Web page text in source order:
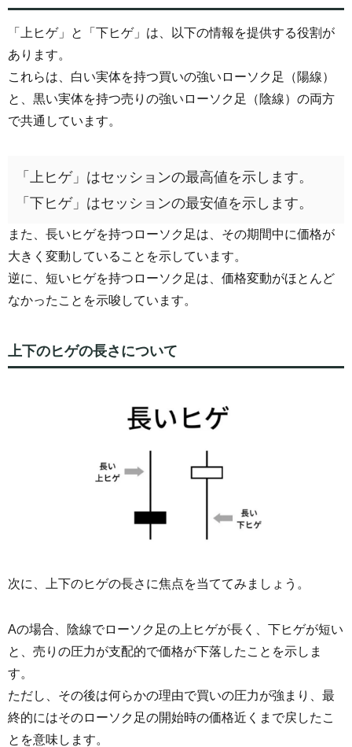
「上ヒゲ」と「下ヒゲ」は、以下の情報を提供する役割が
あります。
これらは、白い実体を持つ買いの強いローソク足（陽線）
と、黒い実体を持つ売りの強いローソク足（陰線）の両方
で共通しています。
「上ヒゲ」はセッションの最高値を示します。
「下ヒゲ」はセッションの最安値を示します。
また、長いヒゲを持つローソク足は、その期間中に価格が
大きく変動していることを示しています。
逆に、短いヒゲを持つローソク足は、価格変動がほとんど
なかったことを示唆しています。
上下のヒゲの長さについて
次に、上下のヒゲの長さに焦点を当ててみましょう。
Aの場合、陰線でローソク足の上ヒゲが長く、下ヒゲが短い
と、売りの圧力が支配的で価格が下落したことを示しま
す。
ただし、その後は何らかの理由で買いの圧力が強まり、最
終的にはそのローソク足の開始時の価格近くまで戻したこ
とを意味します。